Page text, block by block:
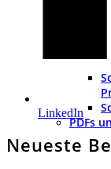
PDFs
LinkedIn
Neueste